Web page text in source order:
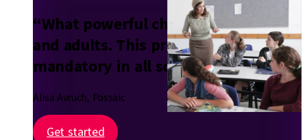
“What powerful chinuch for children
and adults. This program should be
mandatory in all schools!”
Alisa Avruch, Passaic
Get started